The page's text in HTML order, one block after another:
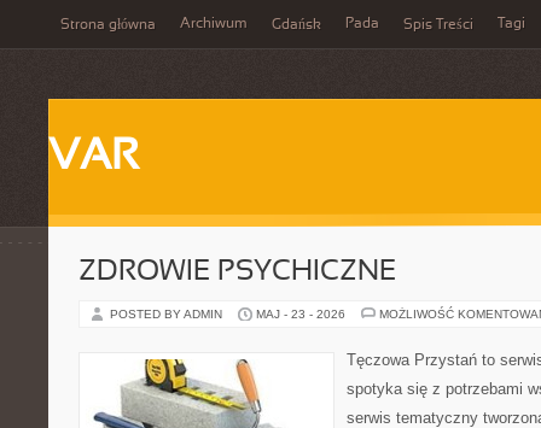
Strona główna Archiwum Gdańsk Pada Spis Treści Tagi
VAR
ZDROWIE PSYCHICZNE
POSTED BY ADMIN MAJ - 23 - 2026 MOŻLIWOŚĆ
Tęczowa Przystań to
spotyka się z potrzebami
serwis tematyczny